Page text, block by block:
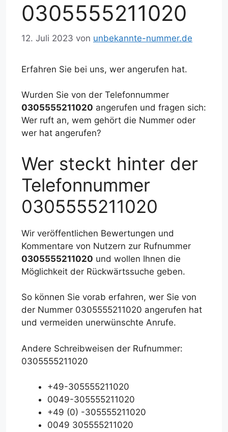
0305555211020
12. Juli 2023 von unbekannte-nummer.de
Erfahren Sie bei uns, wer angerufen hat.
Wurden Sie von der Telefonnummer
0305555211020 angerufen und fragen sich:
Wer ruft an, wem gehört die Nummer oder
wer hat angerufen?
Wer steckt hinter der
Telefonnummer
0305555211020
Wir veröffentlichen Bewertungen und
Kommentare von Nutzern zur Rufnummer
0305555211020 und wollen Ihnen die
Möglichkeit der Rückwärtssuche geben.
So können Sie vorab erfahren, wer Sie von
der Nummer 0305555211020 angerufen hat
und vermeiden unerwünschte Anrufe.
Andere Schreibweisen der Rufnummer:
0305555211020
+49-305555211020
0049-305555211020
+49 (0) -305555211020
0049 305555211020